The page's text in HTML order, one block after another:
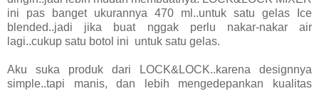
ini pas banget ukurannya 470 ml..untuk satu gelas Ice
blended..jadi jika buat nggak perlu nakar-nakar air
lagi..cukup satu botol ini untuk satu gelas.
Aku suka produk dari LOCK&LOCK..karena designnya
simple..tapi manis, dan lebih mengedepankan kualitas